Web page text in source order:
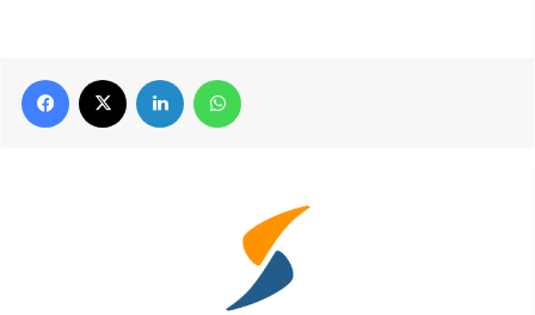
Facebook Linkedin